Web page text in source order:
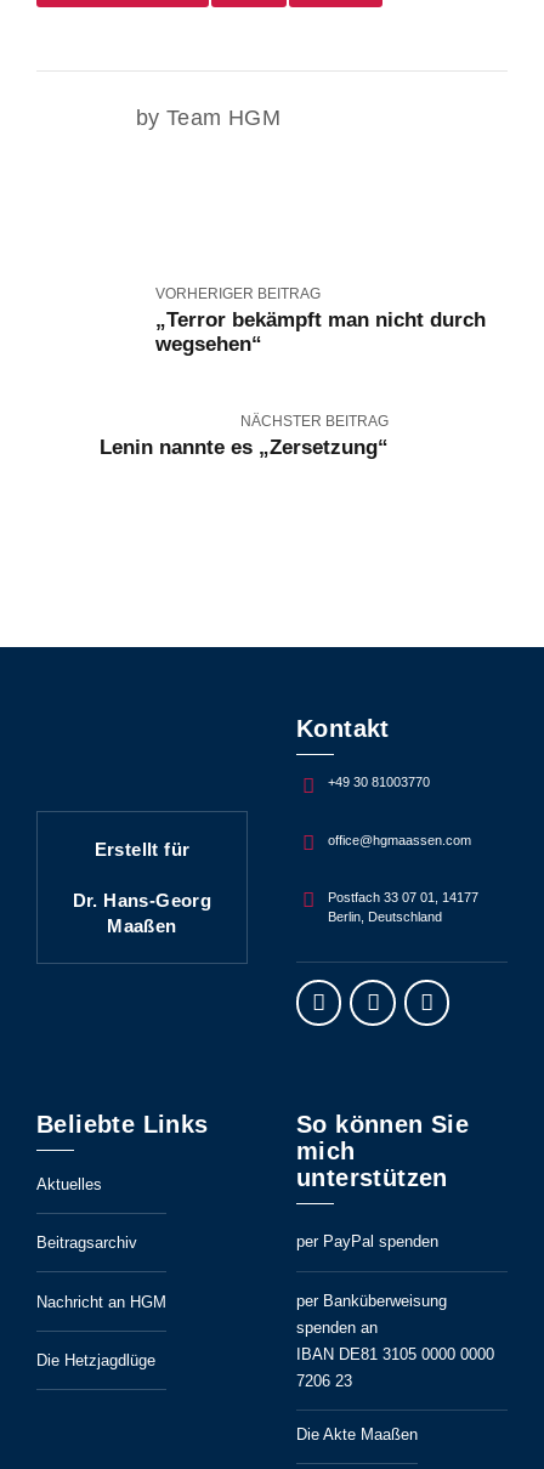
by Team HGM
VORHERIGER BEITRAG
„Terror bekämpft man nicht durch
wegsehen“
NÄCHSTER BEITRAG
Lenin nannte es „Zersetzung“
Erstellt für
Dr. Hans-Georg
Maaßen
Kontakt
+49 30 81003770
office@hgmaassen.com
Postfach 33 07 01, 14177
Berlin, Deutschland
Beliebte Links
Aktuelles
Beitragsarchiv
Nachricht an HGM
Die Hetzjagdlüge
So können Sie
mich
unterstützen
per PayPal spenden
per Banküberweisung
spenden an
IBAN DE81 3105 0000 0000
7206 23
Die Akte Maaßen